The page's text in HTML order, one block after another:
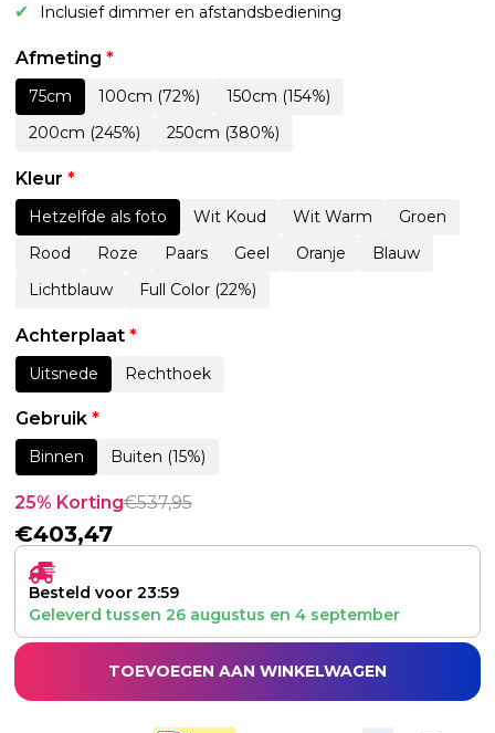
Inclusief dimmer en afstandsbediening
Afmeting *
75cm 100cm (72%)
150cm (154%)
200cm (245%)
250cm (380%)
Kleur *
Hetzelfde als foto Wit Koud Wit Warm
Groen
Rood
Roze Paars Geel Oranje
Blauw
Lichtblauw
Full Color (22%)
Achterplaat *
Uitsnede Rechthoek
Gebruik *
Binnen Buiten (15%)
25% Korting€537,95
€403,47
Besteld voor 23:59
Geleverd tussen 26 augustus en 4 september
TOEVOEGEN AAN WINKELWAGEN